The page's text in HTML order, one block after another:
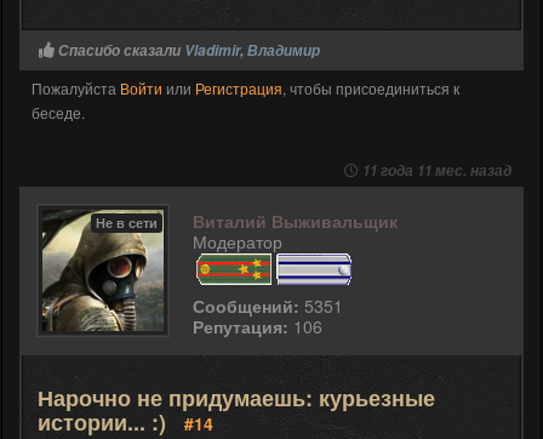
Спасибо сказали Vladimir, Владимир
Пожалуйста Войти или Регистрация, чтобы присоединиться к
беседе.
11 года 11 мес. назад
Не в сети
Виталий Выживальщик
Модератор
Сообщений: 5351
Репутация: 106
Нарочно не придумаешь: курьезные
истории... :) #14